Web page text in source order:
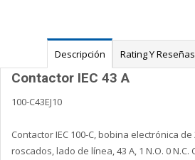
Descripción Rating Y Reseñas
Contactor IEC 43 A
100-C43EJ10
Contactor IEC 100-C, bobina electrónica de
roscados, lado de línea, 43 A, 1 N.O. 0